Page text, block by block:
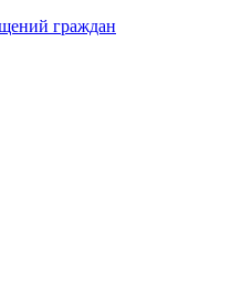
граждан